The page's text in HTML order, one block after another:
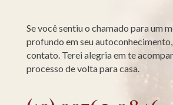
Se você sentiu o chamado para um
profundo em seu
contato. Terei alegria em te
processo de volta para casa.